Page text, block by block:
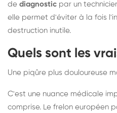
de diagnostic par un
elle permet d'éviter à la fois
destruction inutile.
Quels sont les
Une piqûre plus douloureuse
C'est une nuance médicale
comprise. Le frelon européen